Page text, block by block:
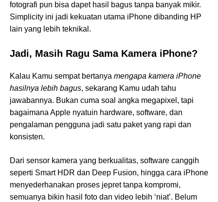
fotografi pun bisa dapet hasil bagus tanpa banyak mikir.
Simplicity ini jadi kekuatan utama iPhone dibanding HP
lain yang lebih teknikal.
Jadi, Masih Ragu Sama Kamera iPhone?
Kalau Kamu sempat bertanya mengapa kamera iPhone
hasilnya lebih bagus, sekarang Kamu udah tahu
jawabannya. Bukan cuma soal angka megapixel, tapi
bagaimana Apple nyatuin hardware, software, dan
pengalaman pengguna jadi satu paket yang rapi dan
konsisten.
Dari sensor kamera yang berkualitas, software canggih
seperti Smart HDR dan Deep Fusion, hingga cara iPhone
menyederhanakan proses jepret tanpa kompromi,
semuanya bikin hasil foto dan video lebih ‘niat’. Belum